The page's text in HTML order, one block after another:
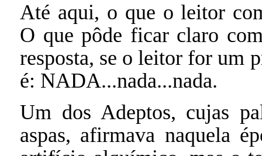
Até aqui, o que o leitor
O que pôde ficar claro
resposta, se o leitor for um
é: NADA...nada...nada.
Um dos Adeptos, cujas
aspas, afirmava naquela